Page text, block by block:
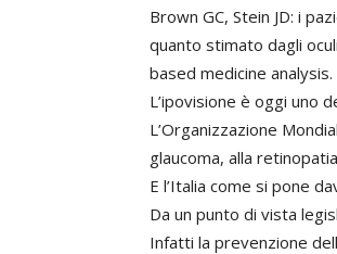
Brown GC, Stein JD: i
quanto stimato dagli
based medicine
L’ipovisione è oggi uno
L’Organizzazione
glaucoma, alla
E l’Italia come si pone
Da un punto di vista
Infatti la prevenzione